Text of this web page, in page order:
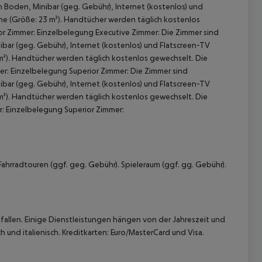
Minibar (geg. Gebühr), Internet (kostenlos) und
(Größe: 23 m²). Handtücher werden täglich kostenlos
Einzelbelegung Executive Zimmer: Die Zimmer sind
(geg. Gebühr), Internet (kostenlos) und Flatscreen-TV
Handtücher werden täglich kostenlos gewechselt. Die
Einzelbelegung Superior Zimmer: Die Zimmer sind
(geg. Gebühr), Internet (kostenlos) und Flatscreen-TV
Handtücher werden täglich kostenlos gewechselt. Die
Superior Zimmer:
(ggf. geg. Gebühr). Spieleraum (ggf. gg. Gebühr).
Einige Dienstleistungen hängen von der Jahreszeit und
italienisch. Kreditkarten: Euro/MasterCard und Visa.